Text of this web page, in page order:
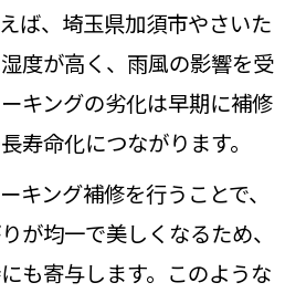
ば、埼玉県加須市やさいた
度が高く、雨風の影響を受
キングの劣化は早期に補修
寿命化につながります。
キング補修を行うことで、
が均一で美しくなるため、
も寄与します。このような